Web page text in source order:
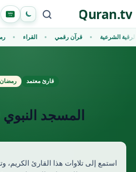
to
content
Quran.tv
القراء قرآن رقمي الرقية الشرعية
قارئ معتمد رمضان
المسجد النبوي 1420
استمع إلى تلاوات هذا القارئ الكريم،